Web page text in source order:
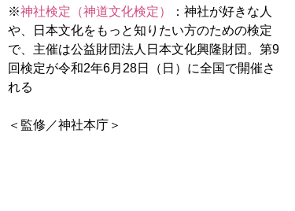
※神社検定（神道文化検定）
：神社が好きな人
や、日本文化をもっと知りたい方のための検定
で、主催は公益財団法人日本文化興隆財団。第9
回検定が令和2年6月28日（日）に全国で開催さ
れる
＜監修／神社本庁＞